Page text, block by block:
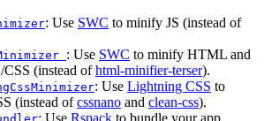
: Use SWC to minify JS (instead of
: Use SWC to minify HTML and
CSS (instead ofhtml-minifier-terser).
: Use Lightning CSS to
(instead ofcssnano and clean-css).